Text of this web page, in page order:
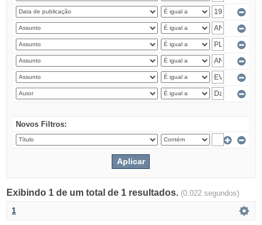
Novos Filtros:
Exibindo 1 de um total de 1 resultados. (0.022 segundos)
1